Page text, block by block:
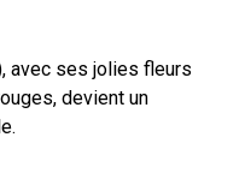
avec ses jolies fleurs
devient un